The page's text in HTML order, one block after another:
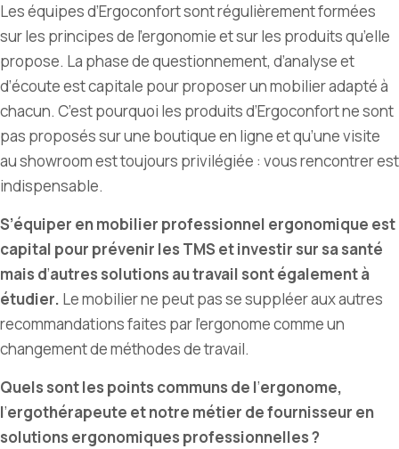
Les équipes d’Ergoconfort sont régulièrement formées
sur les principes de l’ergonomie et sur les produits qu’elle
propose. La phase de questionnement, d’analyse et
d’écoute est capitale pour proposer un mobilier adapté à
chacun. C’est pourquoi les produits d’Ergoconfort ne sont
pas proposés sur une boutique en ligne et qu’une visite
au showroom est toujours privilégiée : vous rencontrer est
indispensable.
S’équiper en mobilier professionnel ergonomique est
capital pour prévenir les TMS et investir sur sa santé
mais d’autres solutions au travail sont également à
étudier. Le mobilier ne peut pas se suppléer aux autres
recommandations faites par l’ergonome comme un
changement de méthodes de travail.
Quels sont les points communs de l’ergonome,
l’ergothérapeute et notre métier de fournisseur en
solutions ergonomiques professionnelles ?